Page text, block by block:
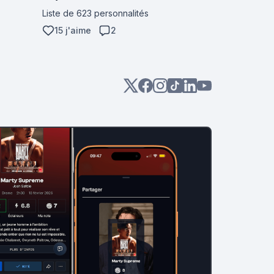
Liste de 623 personnalités
15 j'aime
2